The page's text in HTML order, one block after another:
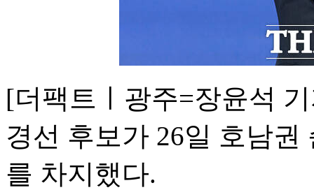
[더팩트ㅣ광주=장윤석
경선 후보가 26일 호남권
를 차지했다.